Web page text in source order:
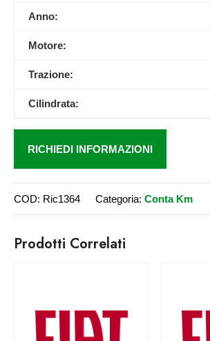
Anno:
Motore:
Trazione:
Cilindrata:
RICHIEDI INFORMAZIONI
COD: Ric1364 Categoria: Conta Km
Prodotti Correlati